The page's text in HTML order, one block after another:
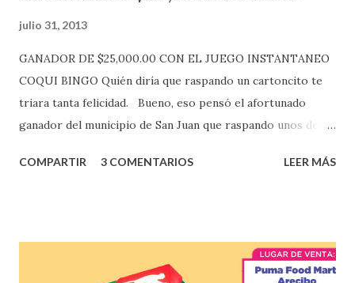
julio 31, 2013
GANADOR DE $25,000.00 CON EL JUEGO INSTANTANEO
COQUI BINGO Quién diría que raspando un cartoncito te
triara tanta felicidad. Bueno, eso pensó el afortunado
ganador del municipio de San Juan que raspando unos de
obtuvo un premio de $25,000,00 dólares. Este es el anuncio
ganador fue vendido en la farmacia Yarimar de la
Urbanización Las Lomas en el Municipio de San Juan
COMPARTIR 3 COMENTARIOS LEER MÁS